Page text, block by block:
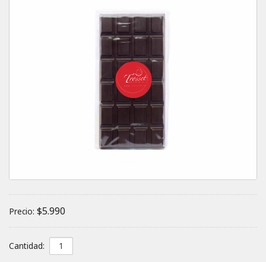
Precio: $5.990
Cantidad: